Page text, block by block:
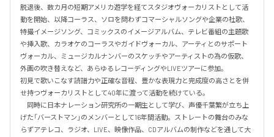
脱退後、数カ月の短期アメリカ遊学を経てスタジオヴォーカリストとして活
動を開始、以降コーラス、ソロを問わずコマーシャルソングや企業の社歌、
特撮イメージソング、コミックスのイメージアルバム、テレビ番組の主題歌
や挿入歌、カラオケのコーラスやガイドヴォーカル、アーティとのサポート
ヴォーカル、ミュージカルナンバーのスケッチやアーティストの為の仮歌、
外画の吹き替えなど、あらゆるレコーディングやLIVEツアーに参加。
初見で歌いこなす読譜力や正確な音程、豊かな表現力と完成度の高さとを併
せ持つヴォーカリストとして40年に渡って活動を続けている。
同時に日本ナレーション研究所の一期生として学び、声優千葉繁が立ち上
げた「バーストマン」のメンバーとして16年間活動。ストレートの舞台のみな
らずアテレコ、ラジオ、LIVE、映像作品、CDアルバムの制作などを通して大